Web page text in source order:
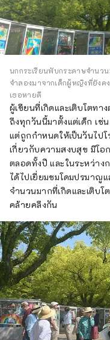
นกกระเรียนพับกระดาษจำนว
จำลองมาจากเด็กผู้หญิงที่ยังค
เธอหายดี
ผู้เขียนที่เกิดและเติบโตท
ถึงทุกวันนี้มาตั้งแต่เด็ก เช่
แต่ถูกกำหนดให้เป็นวันไปโ
เกี่ยวกับความสงบสุข มีโอ
ตลอดทั้งปี และในระหว่าง
ได้ไปเยี่ยมชมโดมปรมา
จำนวนมากที่เกิดและเติบ
คล้ายคลึงกัน